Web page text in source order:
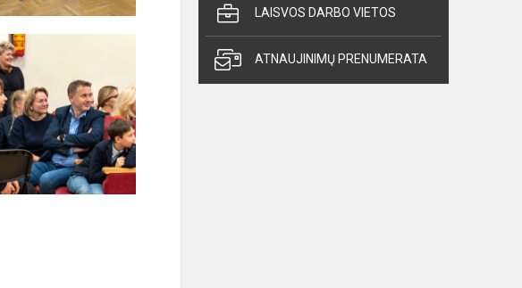
LAISVOS DARBO VIETOS
ATNAUJINIMŲ PRENUMERATA